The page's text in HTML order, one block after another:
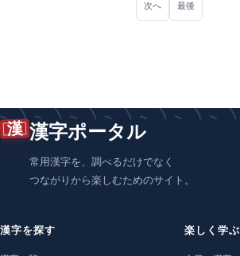
次へ 最後
漢 漢字ポータル
常用漢字を、調べるだけでなく
つながりから楽しむためのサイト。
漢字を探す 楽しく学ぶ